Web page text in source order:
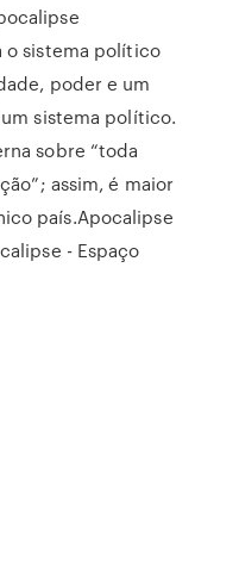
o sistema político
poder e um
sistema político.
sobre “toda
assim, é maior
país.Apocalipse
- Espaço